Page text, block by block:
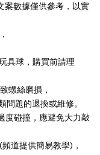
案數據僅供參考，以實
具球，購買前請理
螺絲磨損，
問題的退換或維修。
度碰撞，應避免大力敲
道提供簡易教學)，